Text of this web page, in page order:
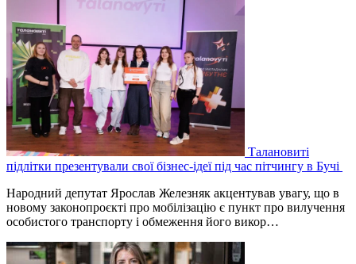
Талановиті
підлітки презентували свої бізнес-ідеї під час пітчингу в Бучі
Народний депутат Ярослав Железняк акцентував увагу, що в
новому законопроєкті про мобілізацію є пункт про вилучення
особистого транспорту і обмеження його викор…